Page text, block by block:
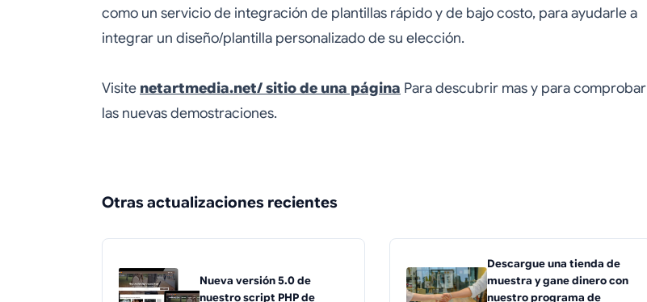
como un servicio de integración de plantillas rápido y de bajo costo, para ayudarle a
integrar un diseño/plantilla personalizado de su elección.
Visite netartmedia.net/ sitio de una página Para descubrir mas y para comprobar
las nuevas demostraciones.
Otras actualizaciones recientes
Nueva versión 5.0 de
nuestro script PHP de
Descargue una tienda de
muestra y gane dinero con
nuestro programa de